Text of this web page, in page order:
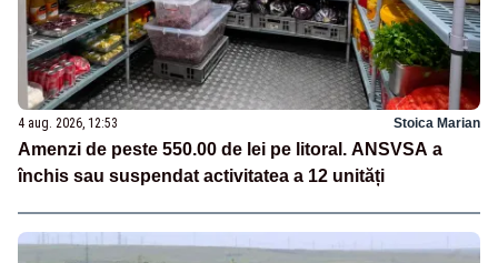
4 aug. 2026, 12:53 Stoica Marian
Amenzi de peste 550.00 de lei pe litoral. ANSVSA a
închis sau suspendat activitatea a 12 unități